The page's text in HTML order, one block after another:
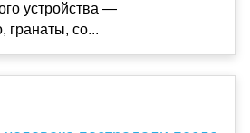
устройства —
гранаты, со...